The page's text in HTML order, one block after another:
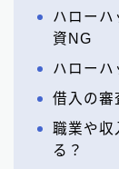
ハロー
資NG
ハローハ
借入の審
職業や収
る？